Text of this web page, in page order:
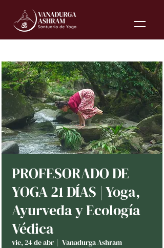
PROFESORADO DE
YOGA 21 DÍAS | Yoga,
Ayurveda y Ecología
Védica
vie, 24 de abr
  |
Vanadurga Ashram